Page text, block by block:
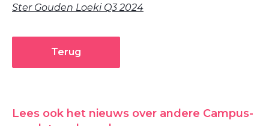
Ster Gouden Loeki Q3 2024
Terug
Lees ook het nieuws over andere Campus-